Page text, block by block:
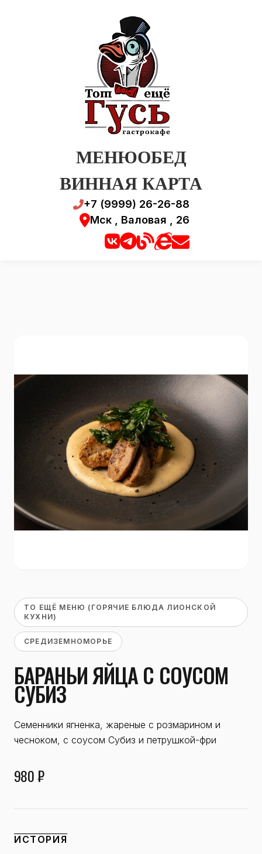
МЕНЮОБЕД
ВИННАЯ КАРТА
+7 (9999) 26-26-88
Мск , Валовая , 26
ТО ЕЩЁ МЕНЮ (ГОРЯЧИЕ БЛЮДА ЛИОНСКОЙ
КУХНИ)
СРЕДИЗЕМНОМОРЬЕ
БАРАНЬИ ЯЙЦА С СОУСОМ
СУБИЗ
Семенники ягненка, жареные с розмарином и
чесноком, с соусом Субиз и петрушкой-фри
980 ₽
ИСТОРИЯ